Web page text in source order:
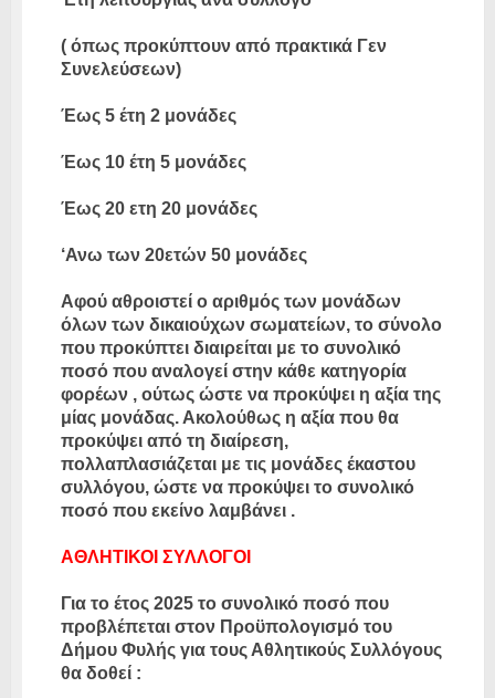
( όπως προκύπτουν από πρακτικά Γεν
Συνελεύσεων)
Έως 5 έτη 2 μονάδες
Έως 10 έτη 5 μονάδες
Έως 20 ετη 20 μονάδες
‘Ανω των 20ετών 50 μονάδες
Αφού αθροιστεί ο αριθμός των μονάδων
όλων των δικαιούχων σωματείων, το σύνολο
που προκύπτει διαιρείται με το συνολικό
ποσό που αναλογεί στην κάθε κατηγορία
φορέων , ούτως ώστε να προκύψει η αξία της
μίας μονάδας. Ακολούθως η αξία που θα
προκύψει από τη διαίρεση,
πολλαπλασιάζεται με τις μονάδες έκαστου
συλλόγου, ώστε να προκύψει το συνολικό
ποσό που εκείνο λαμβάνει .
ΑΘΛΗΤΙΚΟΙ ΣΥΛΛΟΓΟΙ
Για το έτος 2025 το συνολικό ποσό που
προβλέπεται στον Προϋπολογισμό του
Δήμου Φυλής για τους Αθλητικούς Συλλόγους
θα δοθεί :